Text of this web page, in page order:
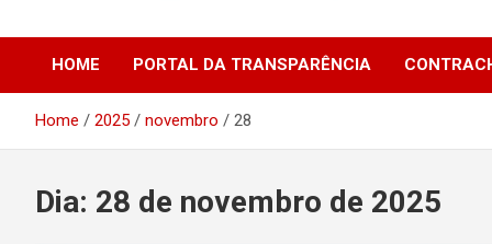
Prefeitura Municipal
Isaias Coelho
HOME PORTAL DA TRANSPARÊNCIA
Home 2025 novembro 28
Dia: 28 de novembro de 2025